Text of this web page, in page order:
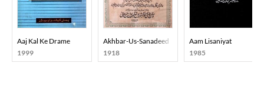
Aaj Kal Ke Drame
1999
Akhbar-Us-Sanadeed
1918
Aam Lisaniyat
1985